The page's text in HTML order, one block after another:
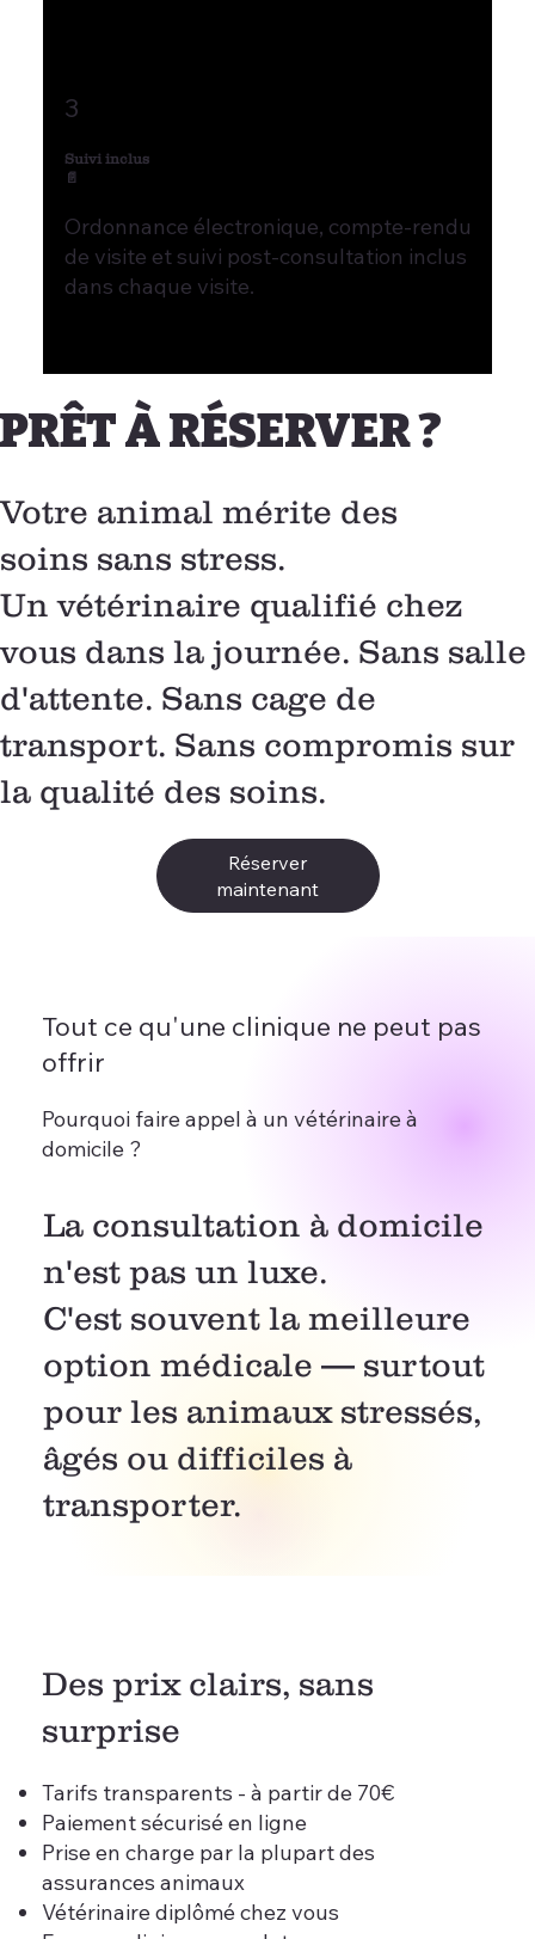
Ordonnance électronique, compte-rendu
de visite et suivi post-consultation inclus
dans chaque visite.
Suivi inclus
📄
3
PRÊT À RÉSERVER ?
Votre animal mérite des
soins sans stress.
Un vétérinaire qualifié chez
vous dans la journée. Sans salle
d'attente. Sans cage de
transport. Sans compromis sur
la qualité des soins.
Réserver
maintenant
Tout ce qu'une clinique ne peut pas
offrir
Pourquoi faire appel à un vétérinaire à
domicile ?
La consultation à domicile
n'est pas un luxe.
C'est souvent la meilleure
option médicale — surtout
pour les animaux stressés,
âgés ou difficiles à
transporter.
Des prix clairs, sans
surprise
Tarifs transparents - à partir de 70€
Paiement sécurisé en ligne
Prise en charge par la plupart des
assurances animaux
Vétérinaire diplômé chez vous